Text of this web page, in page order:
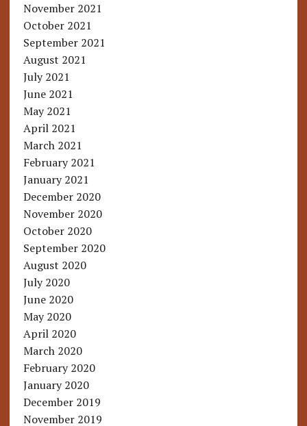
November 2021
October 2021
September 2021
August 2021
July 2021
June 2021
May 2021
April 2021
March 2021
February 2021
January 2021
December 2020
November 2020
October 2020
September 2020
August 2020
July 2020
June 2020
May 2020
April 2020
March 2020
February 2020
January 2020
December 2019
November 2019